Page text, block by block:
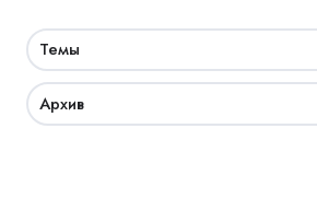
Темы
Архив